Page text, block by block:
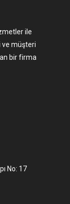
ile
ve müşteri
bir firma
No: 17